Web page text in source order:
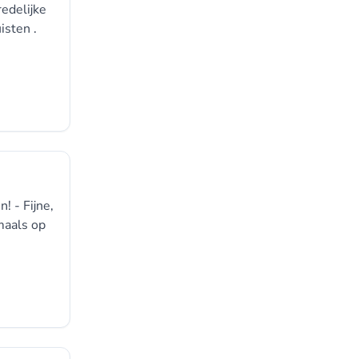
.
- Fijne,
op